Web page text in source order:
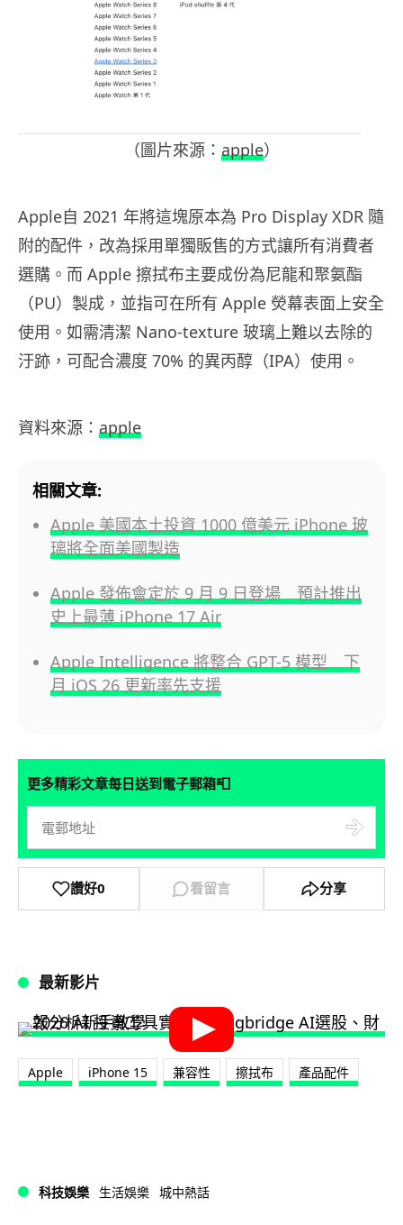
（圖片來源： apple）
Apple自 2021 年將這塊原本為 Pro Display XDR 隨
附的配件，改為採用單獨販售的方式讓所有消費者
選購。而 Apple 擦拭布主要成份為尼龍和聚氨酯
（PU）製成，並指可在所有 Apple 熒幕表面上安全
使用。如需清潔 Nano-texture 玻璃上難以去除的
汙跡，可配合濃度 70% 的異丙醇（IPA）使用。
資料來源： apple
相關文章:
Apple 美國本土投資 1000 億美元 iPhone 玻
璃將全面美國製造
Apple 發佈會定於 9 月 9 日登場 預計推出
史上最薄 iPhone 17 Air
Apple Intelligence 將整合 GPT-5 模型 下
月 iOS 26 更新率先支援
更多精彩文章每日送到電子郵箱📮
讚好0 看留言 分享
最新影片
Apple iPhone 15 兼容性 擦拭布 產品配件
科技娛樂 生活娛樂 城中熱話